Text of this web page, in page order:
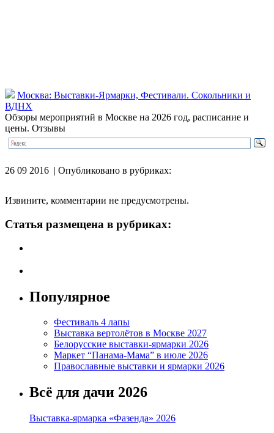
Москва: Выставки-Ярмарки, Фестивали. Сокольники и
ВДНХ
Обзоры мероприятий в Москве на 2026 год, расписание и
цены. Отзывы
26 09 2016 | Опубликовано в рубриках:
Извините, комментарии не предусмотрены.
Статья размещена в рубриках:
Популярное
Фестиваль 4 лапы
Выставка вертолётов в Москве 2027
Белорусские выставки-ярмарки 2026
Маркет “Панама-Мама” в июле 2026
Православные выставки и ярмарки 2026
Всё для дачи 2026
Выставка-ярмарка «Фазенда» 2026